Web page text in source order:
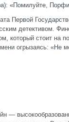
«Помилуйте,
Первой
детективом.
который стоит на
огрызаясь: «Не
—